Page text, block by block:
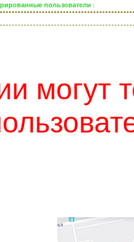
пользователи |
могут